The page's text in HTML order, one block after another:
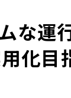
な運
化目